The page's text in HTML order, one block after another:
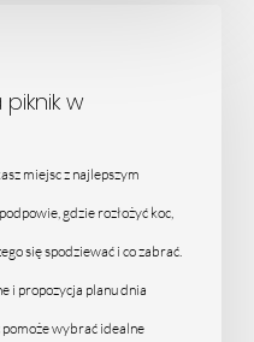
w
miejsc z najlepszym
gdzie rozłożyć koc,
się spodziewać i co zabrać.
i propozycja planu dnia
wybrać idealne